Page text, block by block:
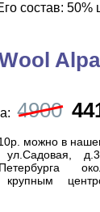
состав:
4900
можно в
ул.Садовая,
крупным